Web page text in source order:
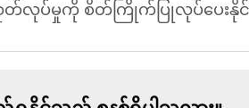
ထုတ်လုပ်မှုကို စိတ်ကြိုက်ပြုလုပ်ပေးနို